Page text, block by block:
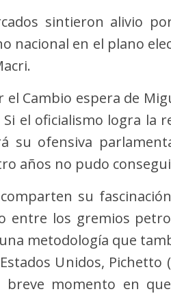
sintieron alivio
nacional en el plano
el Cambio espera de
Si el oficialismo logra la
su ofensiva
años no pudo
su
entre los gremios
metodología que
Unidos,
breve momento en